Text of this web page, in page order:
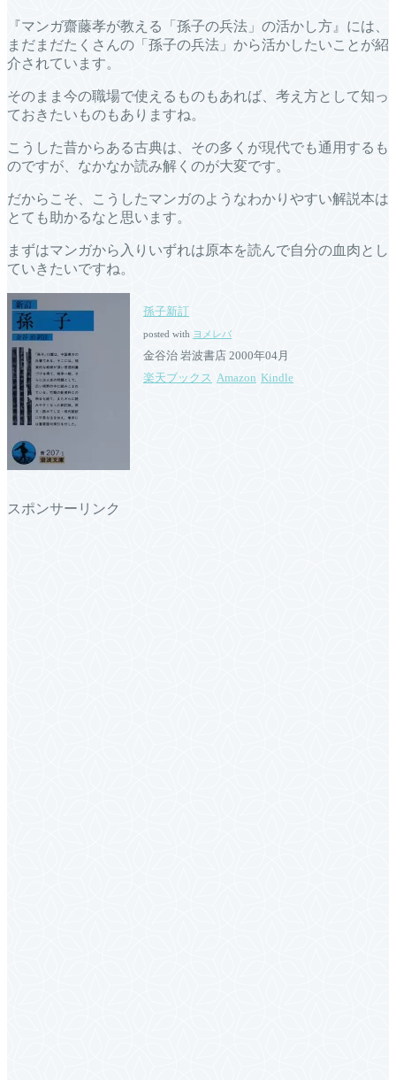
『マンガ齋藤孝が教える「孫子の兵法」の活かし方』には、
まだまだたくさんの「孫子の兵法」から活かしたいことが紹
介されています。
そのまま今の職場で使えるものもあれば、考え方として知っ
ておきたいものもありますね。
こうした昔からある古典は、その多くが現代でも通用するも
のですが、なかなか読み解くのが大変です。
だからこそ、こうしたマンガのようなわかりやすい解説本は
とても助かるなと思います。
まずはマンガから入りいずれは原本を読んで自分の血肉とし
ていきたいですね。
孫子新訂
posted with ヨメレバ
金谷治 岩波書店 2000年04月
楽天ブックス Amazon Kindle
スポンサーリンク